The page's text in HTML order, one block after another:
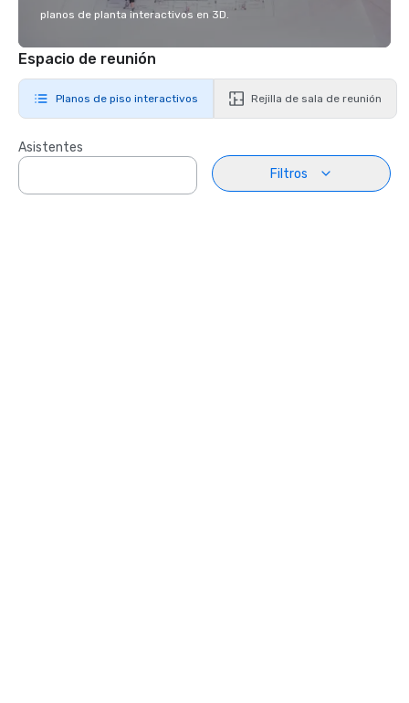
planos de planta interactivos en 3D.
Espacio de reunión
Planos de piso interactivos Rejilla de sala de reunión
Asistentes
Filtros